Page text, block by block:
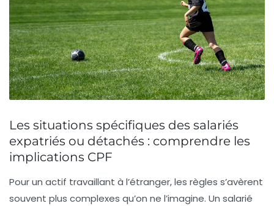
Les situations spécifiques des salariés
expatriés ou détachés : comprendre les
implications CPF
Pour un actif travaillant à l’étranger, les règles s’avèrent
souvent plus complexes qu’on ne l’imagine. Un salarié